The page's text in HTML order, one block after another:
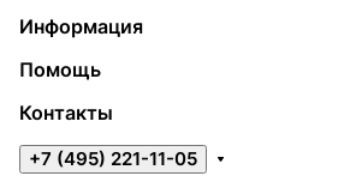
Информация
Помощь
Контакты
+7 (495) 221-11-05